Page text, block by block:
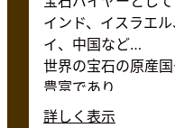
インド、イスラエ
イ、中国など
世界の宝石の原産
豊富であり